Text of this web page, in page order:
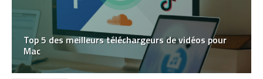
Top 5 des meilleurs téléchargeurs de vidéos pour
Mac